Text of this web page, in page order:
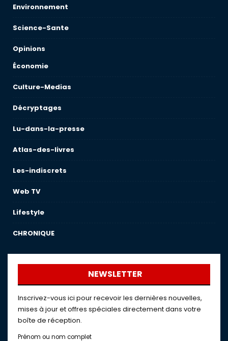
Environnement
Science-Sante
Opinions
Économie
Culture-Medias
Décryptages
Lu-dans-la-presse
Atlas-des-livres
Les-indiscrets
Web TV
Lifestyle
CHRONIQUE
NEWSLETTER
Inscrivez-vous ici pour recevoir les dernières nouvelles,
mises à jour et offres spéciales directement dans votre
boîte de réception.
Prénom ou nom complet